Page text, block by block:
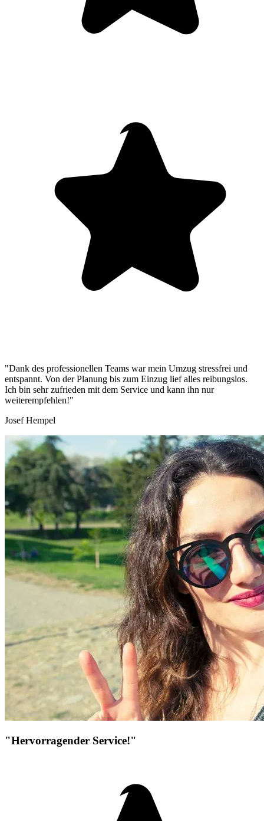
"Dank des professionellen Teams war mein Umzug stressfrei und
entspannt. Von der Planung bis zum Einzug lief alles reibungslos.
Ich bin sehr zufrieden mit dem Service und kann ihn nur
weiterempfehlen!"
Josef Hempel
"Hervorragender Service!"